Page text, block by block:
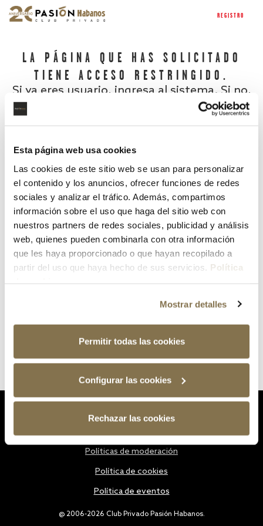
Esta página web usa cookies
Las cookies de este sitio web se usan para personalizar
el contenido y los anuncios, ofrecer funciones de redes
sociales y analizar el tráfico. Además, compartimos
información sobre el uso que haga del sitio web con
nuestros partners de redes sociales, publicidad y análisis
web, quienes pueden combinarla con otra información
que les haya proporcionado o que hayan recopilado a
partir del uso que haya hecho de sus servicios. Política
Mostrar detalles
Permitir todas las cookies
Configurar las cookies
Rechazar las cookies
REGISTRO
LA PÁGINA QUE HAS SOLICITADO
TIENE ACCESO RESTRINGIDO.
Si ya eres usuario, ingresa al sistema. Si no,
¿Has olvidado tu contraseña?
@ 2006-2026 Club Privado Pasión Habanos.
Políticas de moderación
Política de cookies
Política de eventos